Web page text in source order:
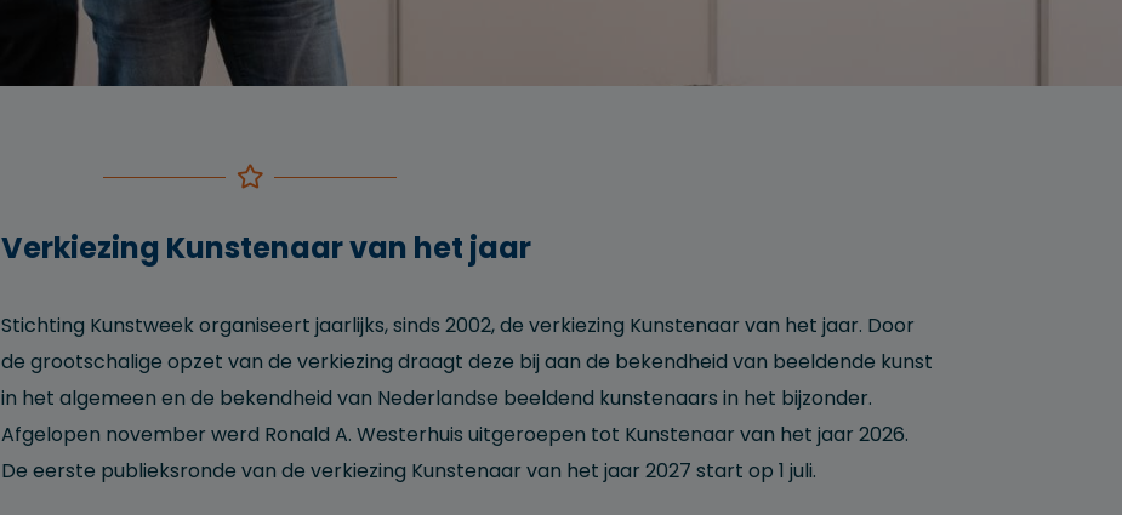
Verkiezing Kunstenaar van het jaar
Stichting Kunstweek organiseert jaarlijks, sinds 2002, de verkiezing Kunstenaar van het jaar. Door
de grootschalige opzet van de verkiezing draagt deze bij aan de bekendheid van beeldende kunst
in het algemeen en de bekendheid van Nederlandse beeldend kunstenaars in het bijzonder.
Afgelopen november werd Ronald A. Westerhuis uitgeroepen tot Kunstenaar van het jaar 2026.
De eerste publieksronde van de verkiezing Kunstenaar van het jaar 2027 start op 1 juli.